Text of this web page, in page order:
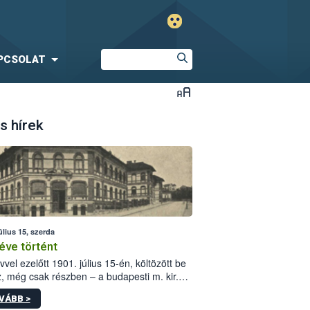
hírek
15, szerda
történt
ezelőtt 1901. július 15-én, költözött be
még csak részben – a budapesti m. kir.
állomás a Kis Rókus utca
alatti, Czigler Győző által tervezett új
>